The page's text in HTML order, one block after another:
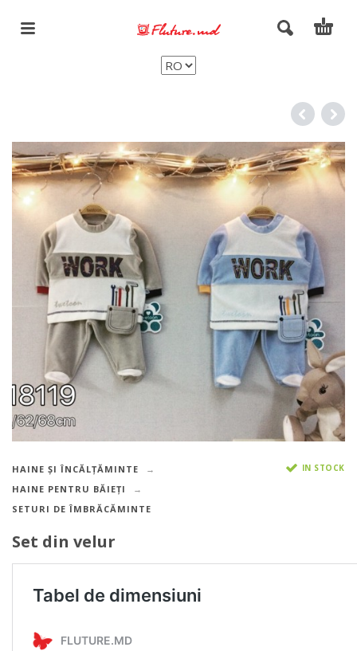
HAINE ȘI ÎNCĂLȚĂMINTE
HAINE PENTRU BĂIEȚI
SETURI DE ÎMBRĂCĂMINTE
IN STOCK
Set din velur